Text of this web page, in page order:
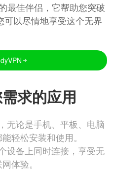
最佳伴侣，它帮助您突破
以尽情地享受这个无界
求的应用
无论是手机、平板、电脑
轻松安装和使用。
设备上同时连接，享受无
体验。